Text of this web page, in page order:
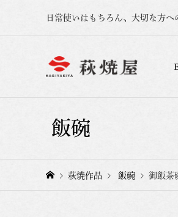
日常使いはもちろん、大切な方
飯碗
萩焼作品 飯碗 御飯茶